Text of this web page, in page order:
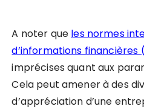
A noter que les normes
d’informations financières
imprécises quant aux
Cela peut amener à des
d’appréciation d’une